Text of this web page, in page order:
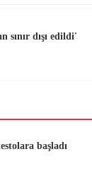
dışı edildi'
başladı